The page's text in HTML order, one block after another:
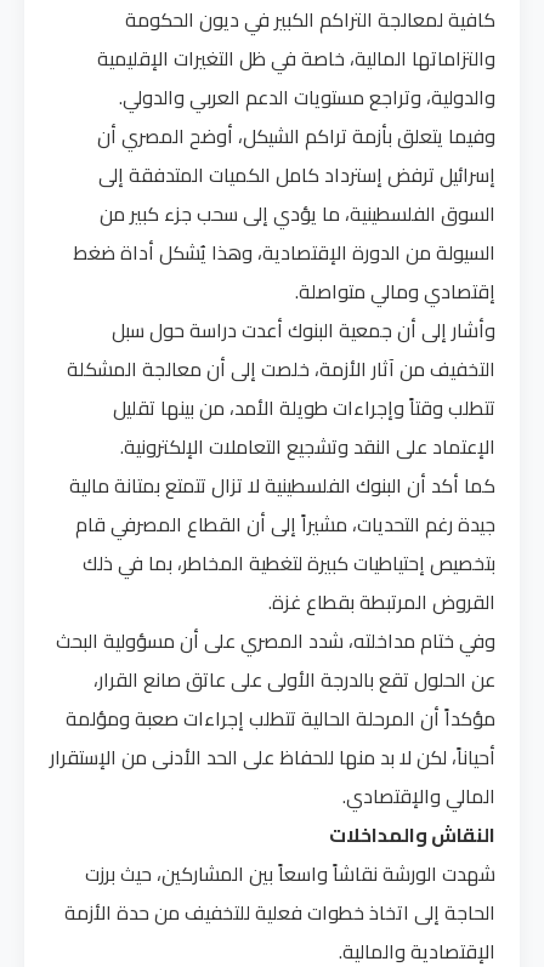
كافية لمعالجة التراكم الكبير في ديون الحكومة
والتزاماتها المالية، خاصة في ظل التغيرات الإقليمية
والدولية، وتراجع مستويات الدعم العربي والدولي.
وفيما يتعلق بأزمة تراكم الشيكل، أوضح المصري أن
إسرائيل ترفض إسترداد كامل الكميات المتدفقة إلى
السوق الفلسطينية، ما يؤدي إلى سحب جزء كبير من
السيولة من الدورة الإقتصادية، وهذا يُشكل أداة ضغط
إقتصادي ومالي متواصلة.
وأشار إلى أن جمعية البنوك أعدت دراسة حول سبل
التخفيف من آثار الأزمة، خلصت إلى أن معالجة المشكلة
تتطلب وقتاً وإجراءات طويلة الأمد، من بينها تقليل
الإعتماد على النقد وتشجيع التعاملات الإلكترونية.
كما أكد أن البنوك الفلسطينية لا تزال تتمتع بمتانة مالية
جيدة رغم التحديات، مشيراً إلى أن القطاع المصرفي قام
بتخصيص إحتياطيات كبيرة لتغطية المخاطر، بما في ذلك
القروض المرتبطة بقطاع غزة.
وفي ختام مداخلته، شدد المصري على أن مسؤولية البحث
عن الحلول تقع بالدرجة الأولى على عاتق صانع القرار،
مؤكداً أن المرحلة الحالية تتطلب إجراءات صعبة ومؤلمة
أحياناً، لكن لا بد منها للحفاظ على الحد الأدنى من الإستقرار
المالي والإقتصادي.
النقاش والمداخلات
شهدت الورشة نقاشاً واسعاً بين المشاركين، حيث برزت
الحاجة إلى اتخاذ خطوات فعلية للتخفيف من حدة الأزمة
الإقتصادية والمالية.